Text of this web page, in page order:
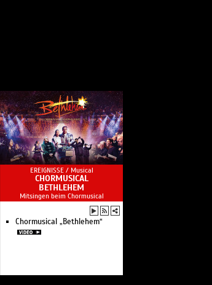
EREIGNISSE / Musical
CHORMUSICAL
BETHLEHEM
Mitsingen beim Chormusical
Chormusical „Bethlehem“